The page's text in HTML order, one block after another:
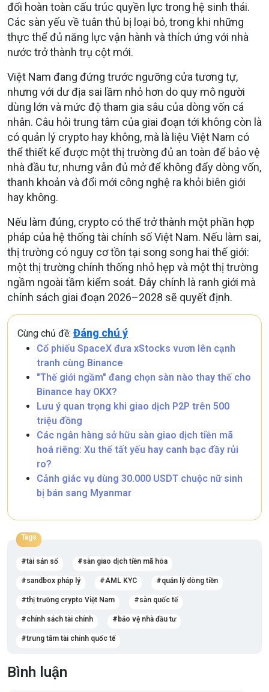
đổi hoàn toàn cấu trúc quyền lực trong hệ sinh thái.
Các sàn yếu về tuân thủ bị loại bỏ, trong khi những
thực thể đủ năng lực vận hành và thích ứng với nhà
nước trở thành trụ cột mới.
Việt Nam đang đứng trước ngưỡng cửa tương tự,
nhưng với dư địa sai lầm nhỏ hơn do quy mô người
dùng lớn và mức độ tham gia sâu của dòng vốn cá
nhân. Câu hỏi trung tâm của giai đoạn tới không còn là
có quản lý crypto hay không, mà là liệu Việt Nam có
thể thiết kế được một thị trường đủ an toàn để bảo vệ
nhà đầu tư, nhưng vẫn đủ mở để không đẩy dòng vốn,
thanh khoản và đổi mới công nghệ ra khỏi biên giới
hay không.
Nếu làm đúng, crypto có thể trở thành một phần hợp
pháp của hệ thống tài chính số Việt Nam. Nếu làm sai,
thị trường có nguy cơ tồn tại song song hai thế giới:
một thị trường chính thống nhỏ hẹp và một thị trường
ngầm ngoài tầm kiểm soát. Đây chính là ranh giới mà
chính sách giai đoạn 2026–2028 sẽ quyết định.
Cùng chủ đề: Đáng chú ý
Cổ phiếu SpaceX đưa xStocks vươn lên cạnh
tranh cùng Binance
"Thế giới ngầm" đang chọn sàn nào thay thế cho
Binance hay OKX?
Lưu ý quan trọng khi giao dịch P2P trên 500
triệu đồng
Các ngân hàng sở hữu sàn giao dịch tiền mã
hoá riêng: Xu thế tất yếu hay canh bạc đầy rủi
ro?
Cảnh giác vụ dùng 30.000 USDT chuộc nữ sinh
bị bán sang Myanmar
Tags
tài sản số sàn giao dịch tiền mã hóa
sandbox pháp lý AML KYC quản lý dòng tiền
thị trường crypto Việt Nam sàn quốc tế
chính sách tài chính bảo vệ nhà đầu tư
trung tâm tài chính quốc tế
Bình luận